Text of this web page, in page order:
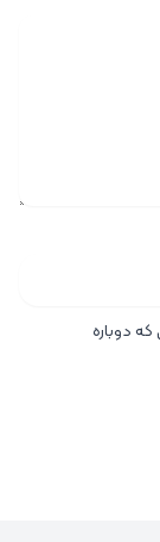
دوباره